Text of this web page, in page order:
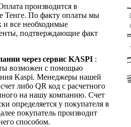
производится в
Тенге. По факту оплаты мы
и все необходимые
подтверждающие факт
через сервис KASPI :
возможен с помощью
Kaspi. Менеджеры нашей
либо QR код с расчетного
на нашу компанию. Счет
определяется у покупателя в
покупатель производит
способом.